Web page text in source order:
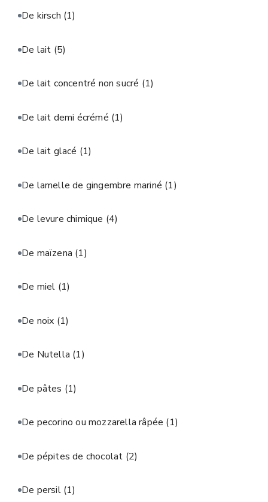
De kirsch (1)
De lait (5)
De lait concentré non sucré (1)
De lait demi écrémé (1)
De lait glacé (1)
De lamelle de gingembre mariné (1)
De levure chimique (4)
De maïzena (1)
De miel (1)
De noix (1)
De Nutella (1)
De pâtes (1)
De pecorino ou mozzarella râpée (1)
De pépites de chocolat (2)
De persil (1)